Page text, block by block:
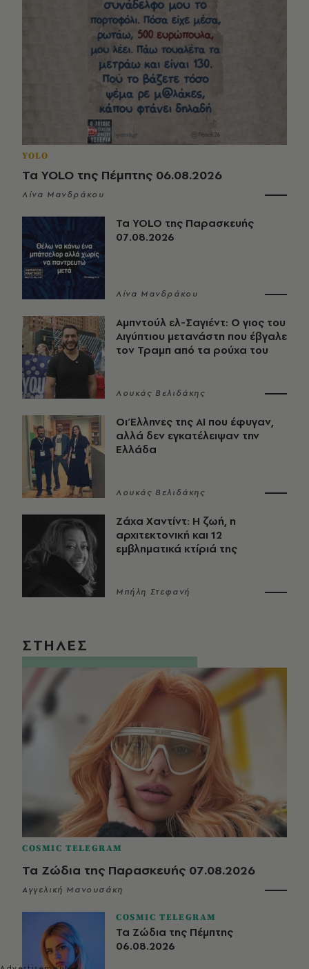
YOLO
Τα YOLO της Πέμπτης 06.08.2026
Λίνα Μανδράκου
Τα YOLO της Παρασκευής
07.08.2026
Λίνα Μανδράκου
Αμπντούλ ελ-Σαγιέντ: Ο γιος του
Αιγύπτιου μετανάστη που έβγαλε
τον Τραμπ από τα ρούχα του
Λουκάς Βελιδάκης
Οι Έλληνες της ΑΙ που έφυγαν,
αλλά δεν εγκατέλειψαν την
Ελλάδα
Λουκάς Βελιδάκης
Ζάχα Χαντίντ: Η ζωή, η
αρχιτεκτονική και 12
εμβληματικά κτίριά της
Μπήλη Στεφανή
ΣΤΗΛΕΣ
COSMIC TELEGRAM
Τα Ζώδια της Παρασκευής 07.08.2026
Αγγελική Μανουσάκη
COSMIC TELEGRAM
Τα Ζώδια της Πέμπτης
06.08.2026